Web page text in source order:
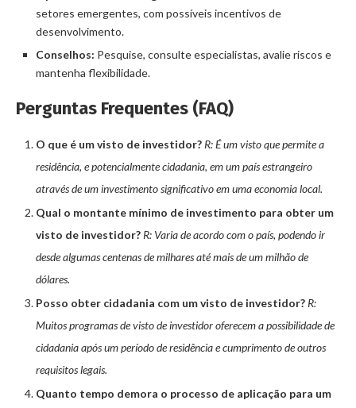
setores emergentes, com possíveis incentivos de
desenvolvimento.
Conselhos: Pesquise, consulte especialistas, avalie riscos e
mantenha flexibilidade.
Perguntas Frequentes (FAQ)
O que é um visto de investidor?R: É um visto que permite a
residência, e potencialmente cidadania, em um país estrangeiro
através de um investimento significativo em uma economia local.
Qual o montante mínimo de investimento para obter um
visto de investidor?R: Varia de acordo com o país, podendo ir
desde algumas centenas de milhares até mais de um milhão de
dólares.
Posso obter cidadania com um visto de investidor?R:
Muitos programas de visto de investidor oferecem a possibilidade de
cidadania após um período de residência e cumprimento de outros
requisitos legais.
Quanto tempo demora o processo de aplicação para um